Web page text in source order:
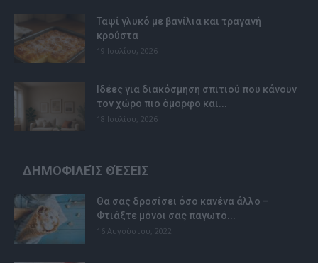
Ταψί γλυκό με βανίλια και τραγανή
κρούστα
19 Ιουλίου, 2026
Ιδέες για διακόσμηση σπιτιού που κάνουν
τον χώρο πιο όμορφο και...
18 Ιουλίου, 2026
ΔΗΜΟΦΙΛΕΊΣ ΘΈΣΕΙΣ
Θα σας δροσίσει όσο κανένα άλλο –
Φτιάξτε μόνοι σας παγωτό...
16 Αυγούστου, 2022